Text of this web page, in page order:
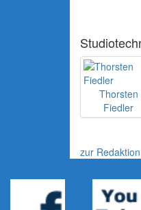
Thorsten
Fiedler
zur